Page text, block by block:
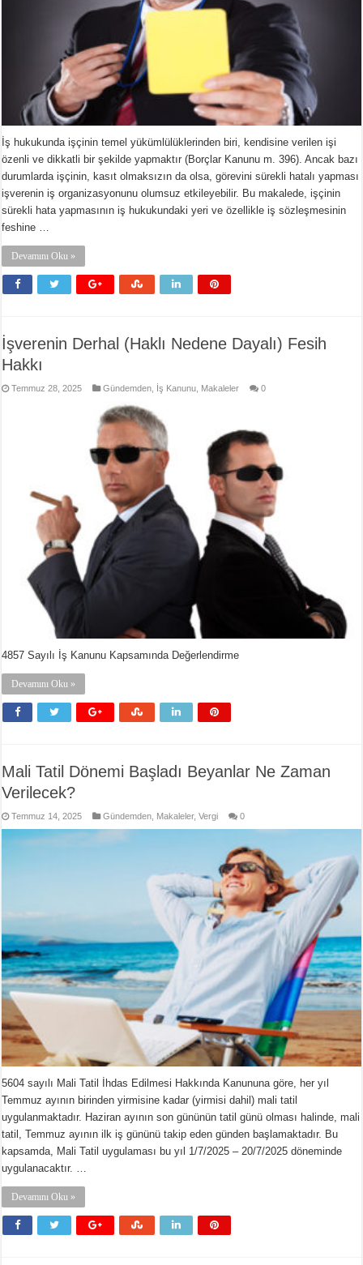
İş hukukunda işçinin temel yükümlülüklerinden biri, kendisine verilen işi
özenli ve dikkatli bir şekilde yapmaktır (Borçlar Kanunu m. 396). Ancak bazı
durumlarda işçinin, kasıt olmaksızın da olsa, görevini sürekli hatalı yapması
işverenin iş organizasyonunu olumsuz etkileyebilir. Bu makalede, işçinin
sürekli hata yapmasının iş hukukundaki yeri ve özellikle iş sözleşmesinin
feshine …
Devamını Oku »
İşverenin Derhal (Haklı Nedene Dayalı) Fesih
Hakkı
Temmuz 28, 2025 Gündemden İş Kanunu Makaleler 0
4857 Sayılı İş Kanunu Kapsamında Değerlendirme
Devamını Oku »
Mali Tatil Dönemi Başladı Beyanlar Ne Zaman
Verilecek?
Temmuz 14, 2025 Gündemden Makaleler,Vergi 0
5604 sayılı Mali Tatil İhdas Edilmesi Hakkında Kanununa göre, her yıl
Temmuz ayının birinden yirmisine kadar (yirmisi dahil) mali tatil
uygulanmaktadır. Haziran ayının son gününün tatil günü olması halinde, mali
tatil, Temmuz ayının ilk iş gününü takip eden günden başlamaktadır. Bu
kapsamda, Mali Tatil uygulaması bu yıl 1/7/2025 – 20/7/2025 döneminde
uygulanacaktır. …
Devamını Oku »